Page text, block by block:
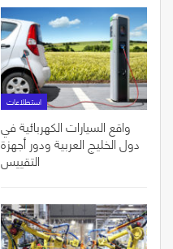
استطلاعات
واقع السيارات الكهربائية في
دول الخليج العربية ودور أجهزة
التقييس